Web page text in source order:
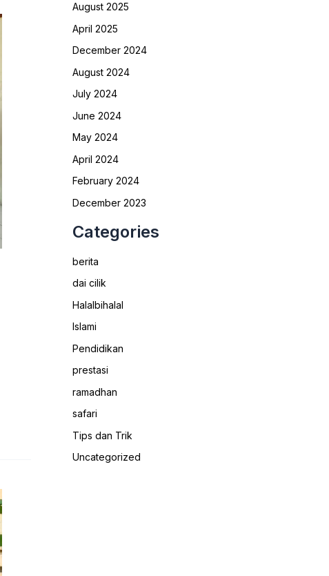
August 2025
April 2025
December 2024
August 2024
July 2024
June 2024
May 2024
April 2024
February 2024
December 2023
Categories
berita
dai cilik
Halalbihalal
Islami
Pendidikan
prestasi
ramadhan
safari
Tips dan Trik
Uncategorized